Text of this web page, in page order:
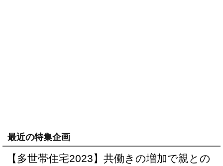
最近の特集企画
【多世帯住宅2023】共働きの増加で親との